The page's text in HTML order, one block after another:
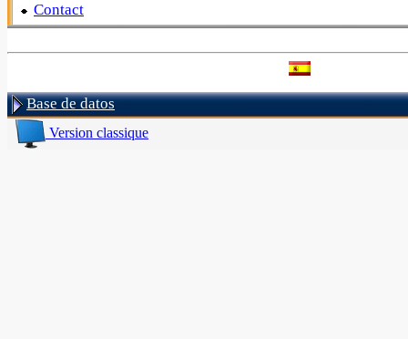
Contact
Base de datos
Version classique